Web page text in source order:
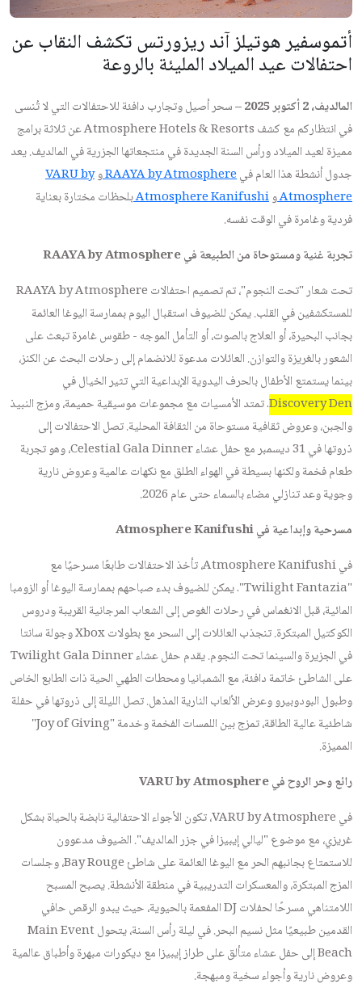
أتموسفير هوتيلز آند ريزورتس تكشف النقاب عن
احتفالات عيد الميلاد المليئة بالروعة
المالديف، 2 أكتوبر 2025 –
سحر أصيل وتجارب دافئة للاحتفالات التي لا تُنسى
في انتظاركم مع كشف Atmosphere Hotels & Resorts عن ثلاثة برامج
مميزة لعيد الميلاد ورأس السنة الجديدة في منتجعاتها الجزرية في المالديف. يعد
جدول أنشطة هذا العام فيRAAYA by AtmosphereوVARU by
AtmosphereوAtmosphere Kanifushiبلحظات مختارة بعناية
فردية وغامرة في الوقت نفسه.
تجربة غنية ومستوحاة من الطبيعة في RAAYA by Atmosphere
تحت شعار "تحت النجوم"، تم تصميم احتفالات RAAYA by Atmosphere
للمستكشفين في القلب. يمكن للضيوف استقبال اليوم بممارسة اليوغا العائمة
بجانب البحيرة، أو العلاج بالصوت، أو التأمل الموجه - طقوس غامرة تبعث على
الشعور بالغريزة والتوازن. العائلات مدعوة للانضمام إلى رحلات البحث عن الكنز،
بينما يستمتع الأطفال بالحرف اليدوية الإبداعية التي تثير الخيال في
Discovery Den. تمتد الأمسيات مع مجموعات موسيقية حميمة، ومزج النبيذ
والجبن، وعروض ثقافية مستوحاة من الثقافة المحلية. تصل الاحتفالات إلى
ذروتها في 31 ديسمبر مع حفل عشاء Celestial Gala Dinner، وهو تجربة
طعام فخمة ولكنها بسيطة في الهواء الطلق مع نكهات عالمية وعروض نارية
وجوية وعد تنازلي مضاء بالسماء حتى عام 2026.
مسرحية وإبداعية في Atmosphere Kanifushi
في Atmosphere Kanifushi، تأخذ الاحتفالات طابعًا مسرحيًا مع
"Twilight Fantazia". يمكن للضيوف بدء صباحهم بممارسة اليوغا أو الزومبا
المائية، قبل الانغماس في رحلات الغوص إلى الشعاب المرجانية القريبة ودروس
الكوكتيل المبتكرة. تنجذب العائلات إلى السحر مع بطولات Xbox وجولة سانتا
في الجزيرة والسينما تحت النجوم. يقدم حفل عشاء Twilight Gala Dinner
على الشاطئ خاتمة دافئة، مع الشمبانيا ومحطات الطهي الحية ذات الطابع الخاص
وطبول البودوبيرو وعرض الألعاب النارية المذهل. تصل الليلة إلى ذروتها في حفلة
شاطئية عالية الطاقة، تمزج بين اللمسات الفخمة وخدمة "Joy of Giving"
المميزة.
رائع وحر الروح في VARU by Atmosphere
في VARU by Atmosphere، تكون الأجواء الاحتفالية نابضة بالحياة بشكل
غريزي، مع موضوع "ليالي إيبيزا في جزر المالديف". الضيوف مدعوون
للاستمتاع بجانبهم الحر مع اليوغا العائمة على شاطئ Bay Rouge، وجلسات
المزج المبتكرة، والمعسكرات التدريبية في منطقة الأنشطة. يصبح المسبح
اللامتناهي مسرحًا لحفلات DJ المفعمة بالحيوية، حيث يبدو الرقص حافي
القدمين طبيعيًا مثل نسيم البحر. في ليلة رأس السنة، يتحول Main Event
Beach إلى حفل عشاء متألق على طراز إيبيزا مع ديكورات مبهرة وأطباق عالمية
وعروض نارية وأجواء سخية ومبهجة.